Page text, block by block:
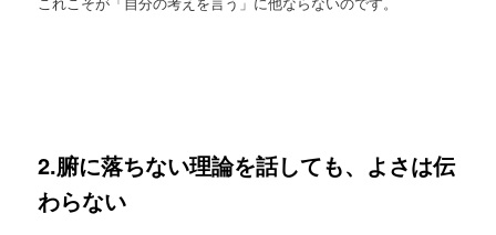
2.腑に落ちない理論を話しても、よさは伝
わらない